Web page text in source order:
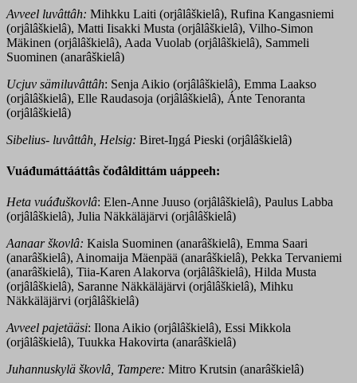
Avveel luvâttâh: Mihkku Laiti (orjâlâškielâ), Rufina Kangasniemi
(orjâlâškielâ), Matti Iisakki Musta (orjâlâškielâ), Vilho-Simon
Mäkinen (orjâlâškielâ), Aada Vuolab (orjâlâškielâ), Sammeli
Suominen (anarâškielâ)
Ucjuv sämiluvâttâh: Senja Aikio (orjâlâškielâ), Emma Laakso
(orjâlâškielâ), Elle Raudasoja (orjâlâškielâ), Ánte Tenoranta
(orjâlâškielâ)
Sibelius- luvâttâh, Helsig: Biret-Iŋgá Pieski (orjâlâškielâ)
Vuáđumáttááttâs čođâldittám uáppeeh:
Heta vuáđuškovlâ: Elen-Anne Juuso (orjâlâškielâ), Paulus Labba
(orjâlâškielâ), Julia Näkkäläjärvi (orjâlâškielâ)
Aanaar škovlâ: Kaisla Suominen (anarâškielâ), Emma Saari
(anarâškielâ), Ainomaija Mäenpää (anarâškielâ), Pekka Tervaniemi
(anarâškielâ), Tiia-Karen Alakorva (orjâlâškielâ), Hilda Musta
(orjâlâškielâ), Saranne Näkkäläjärvi (orjâlâškielâ), Mihku
Näkkäläjärvi (orjâlâškielâ)
Avveel pajetääsi: Ilona Aikio (orjâlâškielâ), Essi Mikkola
(orjâlâškielâ), Tuukka Hakovirta (anarâškielâ)
Juhannuskylä škovlâ, Tampere: Mitro Krutsin (anarâškielâ)